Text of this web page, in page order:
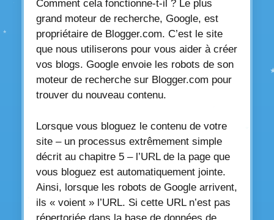
Comment cela fonctionne-t-il ? Le plus
grand moteur de recherche, Google, est
propriétaire de Blogger.com. C’est le site
que nous utiliserons pour vous aider à créer
vos blogs. Google envoie les robots de son
moteur de recherche sur Blogger.com pour
trouver du nouveau contenu.
Lorsque vous bloguez le contenu de votre
site – un processus extrêmement simple
décrit au chapitre 5 – l’URL de la page que
vous bloguez est automatiquement jointe.
Ainsi, lorsque les robots de Google arrivent,
ils « voient » l’URL. Si cette URL n’est pas